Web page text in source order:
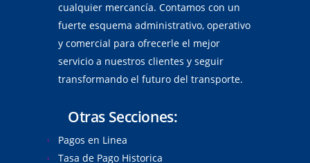
cualquier mercancía. Contamos con un
fuerte esquema administrativo, operativo
y comercial para ofrecerle el mejor
servicio a nuestros clientes y seguir
transformando el futuro del transporte.
Otras Secciones:
Pagos en Linea
Tasa de Pago Historica